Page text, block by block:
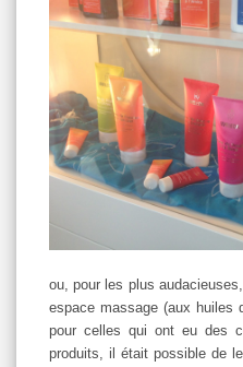
ou, pour les plus
espace massage (aux huiles
pour celles qui ont eu des
produits, il était possible de